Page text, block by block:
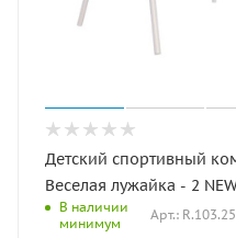
Детский спортивный
Веселая лужайка - 2
В наличии
минимум
Арт.: